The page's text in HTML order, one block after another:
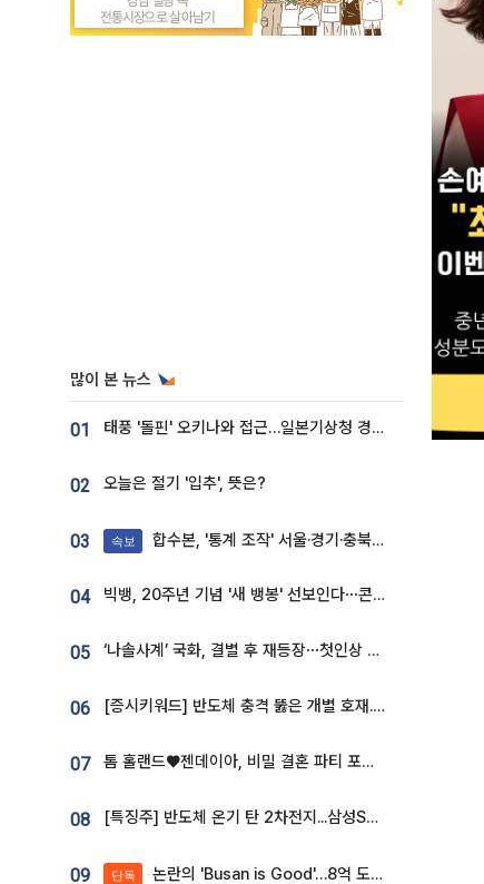
많이 본 뉴스
01 태풍 '돌핀' 오키나와 접근…일본기상청 경로 업데이트
02 오늘은 절기 '입추', 뜻은?
03 속보 합수본, '통계 조작' 서울·경기·충북 선관위 등 추가 압수수색
04 빅뱅, 20주년 기념 '새 뱅봉' 선보인다⋯콘서트 앞두고 팝업 개최
05 ‘나솔사계’ 국화, 결별 후 재등장⋯첫인상 투표 휩쓸고 ‘인기녀’ 등극
06 [증시키워드] 반도체 충격 뚫은 개별 호재...포스코퓨처엠·에코프로·한화솔루션 '눈길'
07 톰 홀랜드♥젠데이아, 비밀 결혼 파티 포착⋯호텔 대관비만 9억
08 [특징주] 반도체 온기 탄 2차전지...삼성SDI, 장 초반 7% 넘게 껑충
09 단독 논란의 'Busan is Good'…8억 도시브랜드, 용산 대통령실 CI 업체가 수행